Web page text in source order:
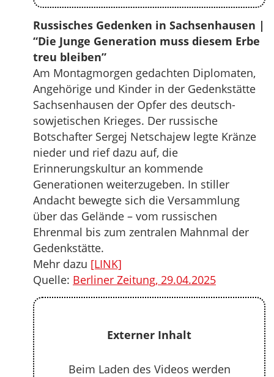
Russisches Gedenken in Sachsenhausen |
“Die Junge Generation muss diesem Erbe
treu bleiben”
Am Montagmorgen gedachten Diplomaten,
Angehörige und Kinder in der Gedenkstätte
Sachsenhausen der Opfer des deutsch-
sowjetischen Krieges. Der russische
Botschafter Sergej Netschajew legte Kränze
nieder und rief dazu auf, die
Erinnerungskultur an kommende
Generationen weiterzugeben. In stiller
Andacht bewegte sich die Versammlung
über das Gelände – vom russischen
Ehrenmal bis zum zentralen Mahnmal der
Gedenkstätte.
Mehr dazu [LINK]
Quelle: Berliner Zeitung, 29.04.2025
Externer Inhalt
Beim Laden des Videos werden